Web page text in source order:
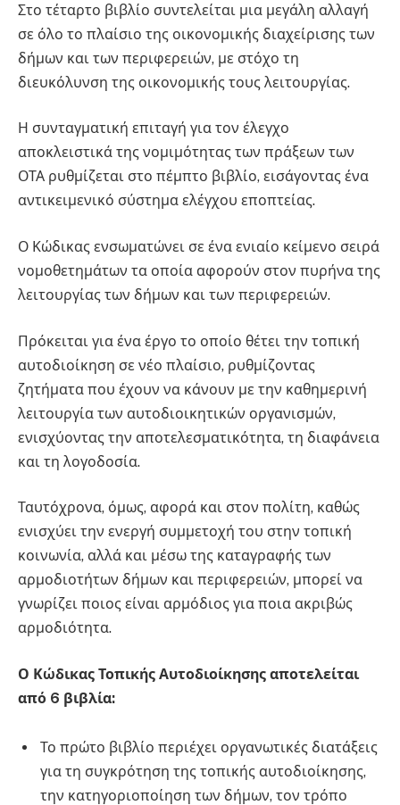
Στο τέταρτο βιβλίο συντελείται μια μεγάλη αλλαγή
σε όλο το πλαίσιο της οικονομικής διαχείρισης των
δήμων και των περιφερειών, με στόχο τη
διευκόλυνση της οικονομικής τους λειτουργίας.
Η συνταγματική επιταγή για τον έλεγχο
αποκλειστικά της νομιμότητας των πράξεων των
ΟΤΑ ρυθμίζεται στο πέμπτο βιβλίο, εισάγοντας ένα
αντικειμενικό σύστημα ελέγχου εποπτείας.
Ο Κώδικας ενσωματώνει σε ένα ενιαίο κείμενο σειρά
νομοθετημάτων τα οποία αφορούν στον πυρήνα της
λειτουργίας των δήμων και των περιφερειών.
Πρόκειται για ένα έργο το οποίο θέτει την τοπική
αυτοδιοίκηση σε νέο πλαίσιο, ρυθμίζοντας
ζητήματα που έχουν να κάνουν με την καθημερινή
λειτουργία των αυτοδιοικητικών οργανισμών,
ενισχύοντας την αποτελεσματικότητα, τη διαφάνεια
και τη λογοδοσία.
Ταυτόχρονα, όμως, αφορά και στον πολίτη, καθώς
ενισχύει την ενεργή συμμετοχή του στην τοπική
κοινωνία, αλλά και μέσω της καταγραφής των
αρμοδιοτήτων δήμων και περιφερειών, μπορεί να
γνωρίζει ποιος είναι αρμόδιος για ποια ακριβώς
αρμοδιότητα.
Ο Κώδικας Τοπικής Αυτοδιοίκησης αποτελείται
από 6 βιβλία:
Το πρώτο βιβλίο περιέχει οργανωτικές διατάξεις
για τη συγκρότηση της τοπικής αυτοδιοίκησης,
την κατηγοριοποίηση των δήμων, τον τρόπο